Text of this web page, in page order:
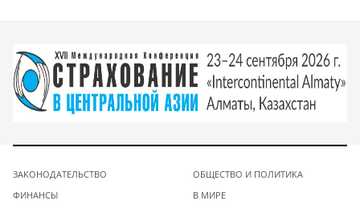
ЗАКОНОДАТЕЛЬСТВО
ФИНАНСЫ
ОБЩЕСТВО И ПОЛИТИКА
В МИРЕ